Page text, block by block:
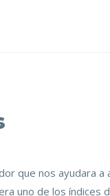
que nos ayudara a
uno de los índices